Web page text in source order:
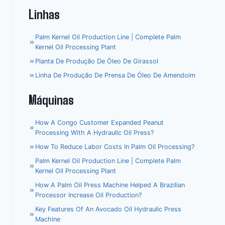
Linhas
Palm Kernel Oil Production Line | Complete Palm
Kernel Oil Processing Plant
Planta De Produção De Óleo De Girassol
Linha De Produção De Prensa De Óleo De Amendoim
Máquinas
How A Congo Customer Expanded Peanut
Processing With A Hydraulic Oil Press?
How To Reduce Labor Costs In Palm Oil Processing?
Palm Kernel Oil Production Line | Complete Palm
Kernel Oil Processing Plant
How A Palm Oil Press Machine Helped A Brazilian
Processor Increase Oil Production?
Key Features Of An Avocado Oil Hydraulic Press
Machine